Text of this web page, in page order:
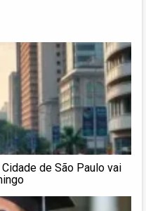
de São Paulo vai